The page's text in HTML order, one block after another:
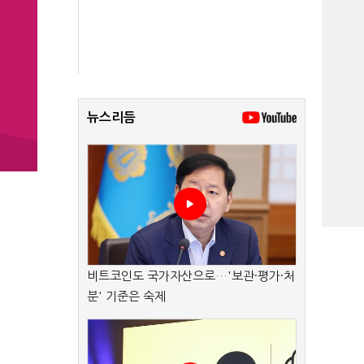
뉴스리듬
비트코인도 국가자산으로…'보관·평가·처
분' 기준은 숙제